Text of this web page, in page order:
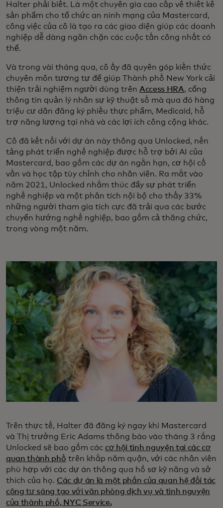
Halter phải biết. Là một chuyên gia cao cấp về thiết kế
sản phẩm cho tổ chức an ninh mạng của Mastercard,
công việc của cô là tạo ra các giao diện giúp các doanh
nghiệp dễ dàng ngăn chặn các cuộc tấn công nhất có
thể.
Và trong vài tháng qua, cô ấy đã quyên góp kiến thức
chuyên môn tương tự để giúp Thành phố New York cải
thiện trải nghiệm người dùng trên Access HRA, cổng
thông tin quản lý nhân sự kỹ thuật số mà qua đó hàng
triệu cư dân đăng ký phiếu thực phẩm, Medicaid, hỗ
trợ năng lượng tại nhà và các lợi ích công cộng khác.
Cô đã kết nối với dự án này thông qua Unlocked, nền
tảng phát triển nghề nghiệp được hỗ trợ bởi AI của
Mastercard, bao gồm các dự án ngắn hạn, cơ hội cố
vấn và học tập tùy chỉnh cho nhân viên. Ra mắt vào
năm 2021, Unlocked nhằm thúc đẩy sự phát triển
nghề nghiệp và một phân tích nội bộ cho thấy 33%
những người tham gia tích cực đã trải qua các bước
chuyển hướng nghề nghiệp, bao gồm cả thăng chức,
trong vòng một năm.
Trên thực tế, Halter đã đăng ký ngay khi Mastercard
và Thị trưởng Eric Adams thông báo vào tháng 3 rằng
Unlocked sẽ bao gồm các cơ hội tình nguyện tại các cơ
quan thành phố trên khắp năm quận, với các nhân viên
phù hợp với các dự án thông qua hồ sơ kỹ năng và sở
thích của họ. Các dự án là một phần của quan hệ đối tác
công tư sáng tạo với văn phòng dịch vụ và tình nguyện
của thành phố, NYC Service.